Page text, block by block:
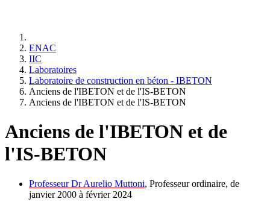
ENAC
IIC
Laboratoires
Laboratoire de construction en béton - IBETON
Anciens de l'IBETON et de l'IS-BETON
Anciens de l'IBETON et de l'IS-BETON
Anciens de l'IBETON et de
l'IS-BETON
Professeur Dr Aurelio Muttoni, Professeur ordinaire, de
janvier 2000 à février 2024